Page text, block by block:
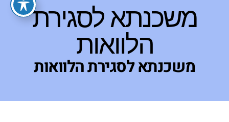
משכנתא לסגירת
הלוואות
משכנתא לסגירת הלוואות